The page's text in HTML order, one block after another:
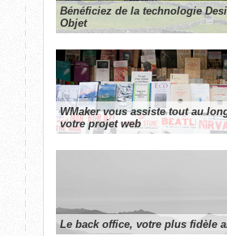
Bénéficiez de la technologie
Objet
WMaker vous assiste tout au
votre projet web
Le back office, votre plus fidèle